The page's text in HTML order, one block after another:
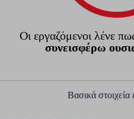
Οι εργαζόμενοι λένε
συνεισφέρω
Βασικά στοιχεία